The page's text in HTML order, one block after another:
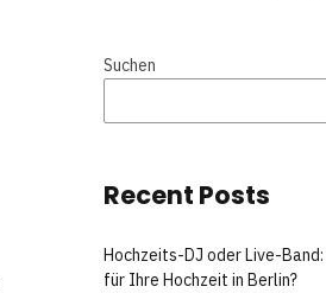
Suchen
Recent Posts
Hochzeits-DJ oder Live-
für Ihre Hochzeit in Berlin?